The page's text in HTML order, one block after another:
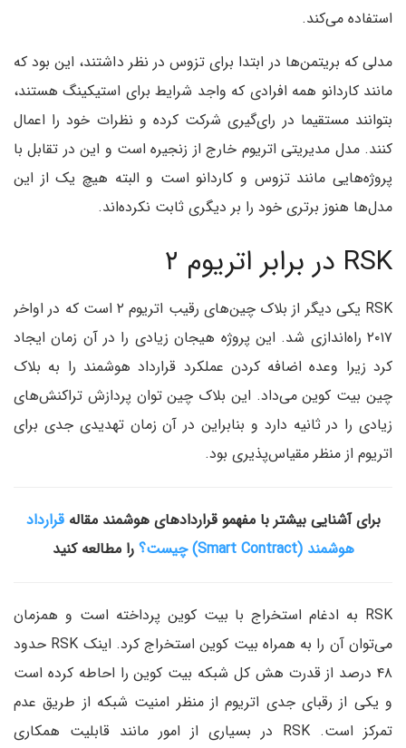
استفاده می‌کند.
مدلی که بریتمن‌ها در ابتدا برای تزوس در نظر داشتند، این بود که
مانند کاردانو همه افرادی که واجد شرایط برای استیکینگ هستند،
بتوانند مستقیما در رای‌گیری شرکت کرده و نظرات خود را اعمال
کنند. مدل مدیریتی اتریوم خارج از زنجیره است و این در تقابل با
پروژه‌هایی مانند تزوس و کاردانو است و البته هیچ یک از این
مدل‌ها هنوز برتری خود را بر دیگری ثابت نکرده‌اند.
RSK در برابر اتریوم ۲
RSK یکی دیگر از بلاک چین‌های رقیب اتریوم ۲ است که در اواخر
۲۰۱۷ راه‌اندازی شد. این پروژه هیجان زیادی را در آن زمان ایجاد
کرد زیرا وعده اضافه کردن عملکرد قرارداد هوشمند را به بلاک
چین بیت کوین می‌داد. این بلاک چین توان پردازش تراکنش‌های
زیادی را در ثانیه دارد و بنابراین در آن زمان تهدیدی جدی برای
اتریوم از منظر مقیاس‌پذیری بود.
برای آشنایی بیشتر با مفهمو قراردادهای هوشمند مقالهقرارداد
هوشمند (Smart Contract) چیست؟
را مطالعه کنید
RSK به ادغام استخراج با بیت کوین پرداخته است و همزمان
می‌توان آن را به همراه بیت کوین استخراج کرد. اینک RSK حدود
۴۸ درصد از قدرت هش کل شبکه بیت کوین را احاطه کرده است
و یکی از رقبای جدی اتریوم از منظر امنیت شبکه از طریق عدم
تمرکز است. RSK در بسیاری از امور مانند قابلیت همکاری